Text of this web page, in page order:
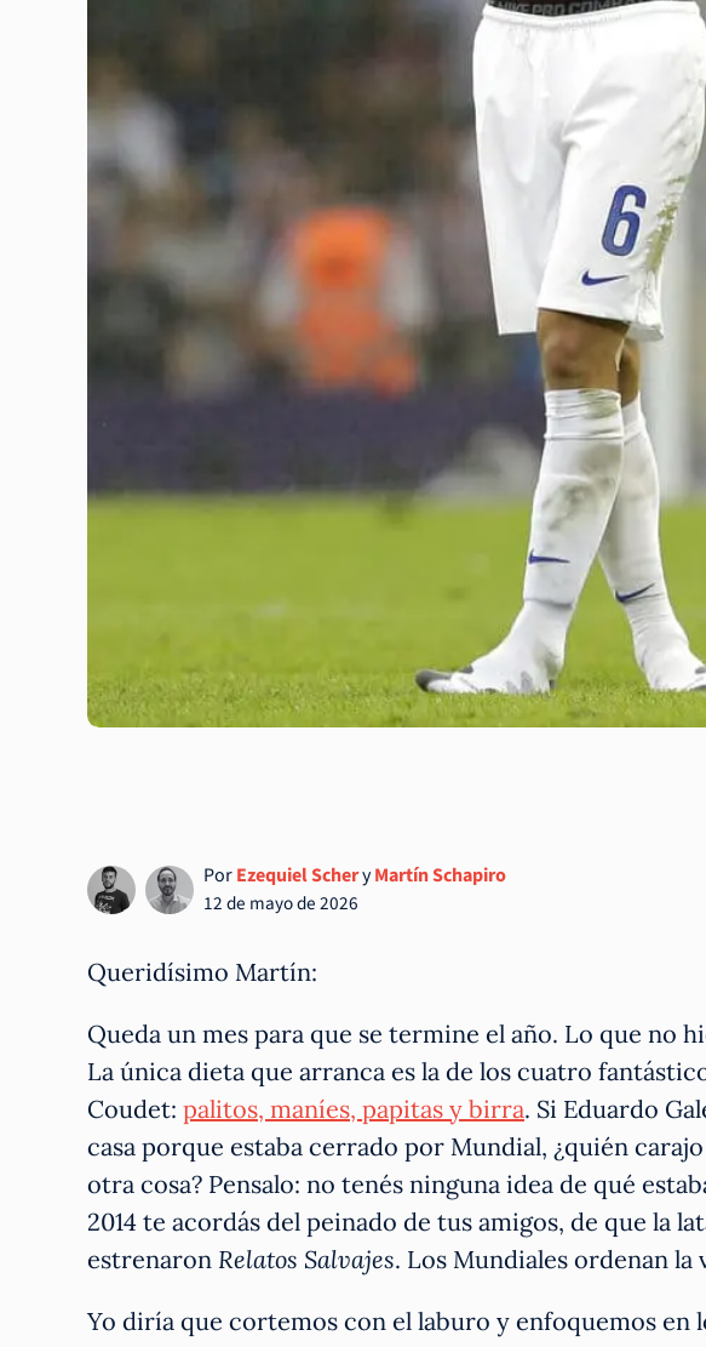
PorEzequiel ScheryMartín Schapiro
12 de mayo de 2026
Queridísimo Martín:
Queda un mes para que se termine el año. Lo que no
La única dieta que arranca es la de los cuatro
Coudet: palitos, maníes, papitas y birra. Si Eduardo
casa porque estaba cerrado por Mundial, ¿quién
otra cosa? Pensalo: no tenés ninguna idea de qué
2014 te acordás del peinado de tus amigos, de que la
estrenaron Relatos Salvajes. Los Mundiales ordenan la
Yo diría que cortemos con el laburo y enfoquemos en